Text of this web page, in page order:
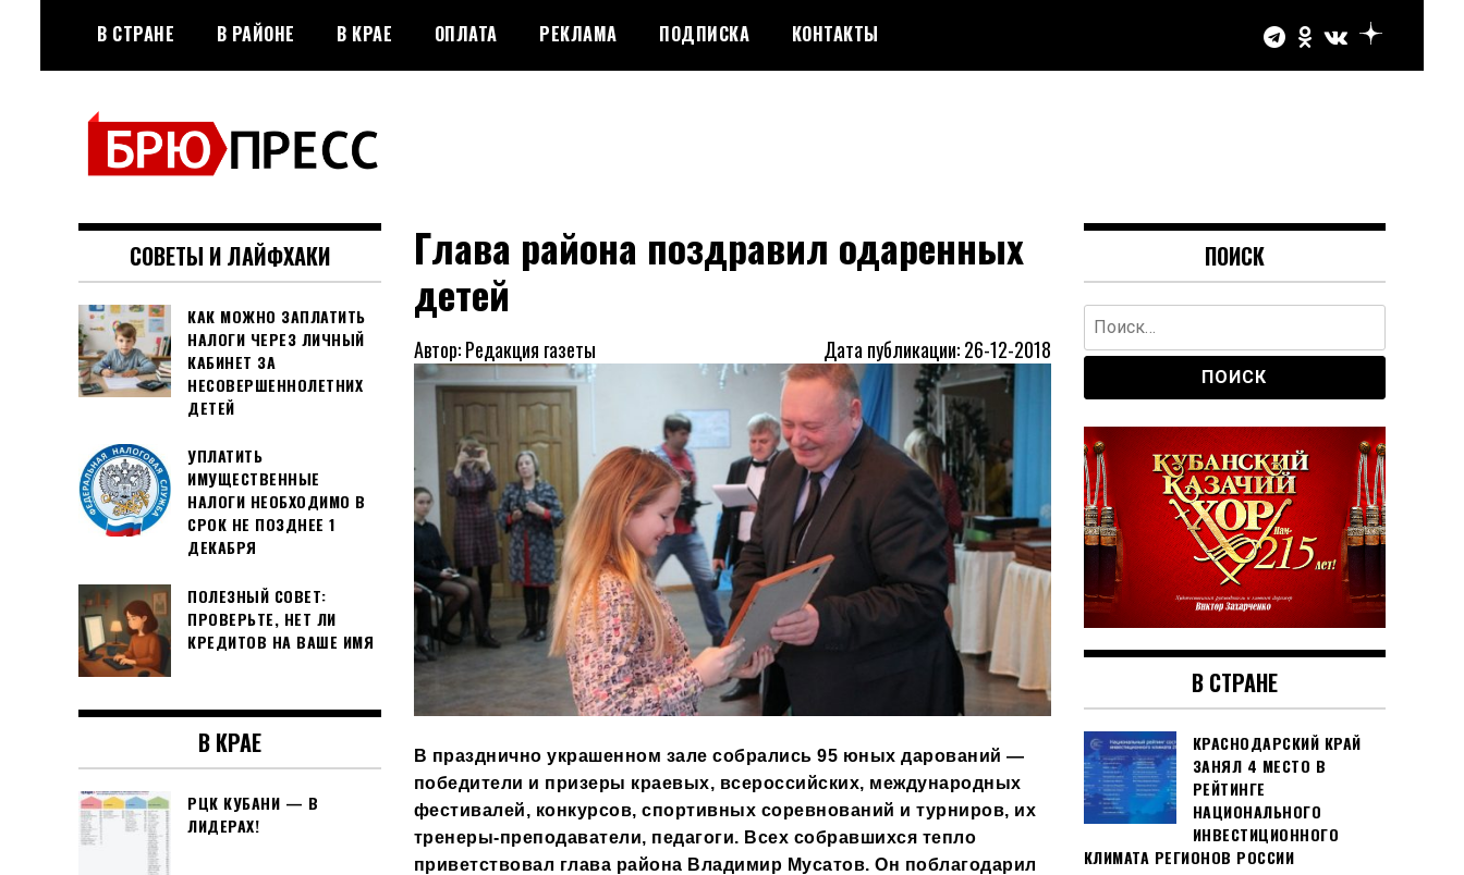
содержимому
В СТРАНЕ В РАЙОНЕ В КРАЕ ОПЛАТА РЕКЛАМА ПОДПИСКА КОНТАКТЫ
БРЮПРЕСС
Официальный сайт газеты
"Брюховецкие новости"
Глава района поздравил одаренных
детей
Автор: Редакция газеты Дата публикации: 26-12-2018
В празднично украшенном зале собрались 95 юных дарований —
победители и призеры краевых, всероссийских, международных
фестивалей, конкурсов, спортивных соревнований и турниров, их
тренеры-преподаватели, педагоги. Всех собравшихся тепло
приветствовал глава района Владимир Мусатов. Он поблагодарил
СОВЕТЫ И ЛАЙФХАКИ
КАК МОЖНО ЗАПЛАТИТЬ
НАЛОГИ ЧЕРЕЗ ЛИЧНЫЙ
КАБИНЕТ ЗА
НЕСОВЕРШЕННОЛЕТНИХ
ДЕТЕЙ
УПЛАТИТЬ
ИМУЩЕСТВЕННЫЕ
НАЛОГИ НЕОБХОДИМО В
СРОК НЕ ПОЗДНЕЕ 1
ДЕКАБРЯ
ПОЛЕЗНЫЙ СОВЕТ:
ПРОВЕРЬТЕ, НЕТ ЛИ
КРЕДИТОВ НА ВАШЕ ИМЯ
В КРАЕ
РЦК КУБАНИ — В
ЛИДЕРАХ!
ПОИСК
Найти:
В СТРАНЕ
КРАСНОДАРСКИЙ КРАЙ
ЗАНЯЛ 4 МЕСТО В
РЕЙТИНГЕ
НАЦИОНАЛЬНОГО
ИНВЕСТИЦИОННОГО
КЛИМАТА РЕГИОНОВ РОССИИ